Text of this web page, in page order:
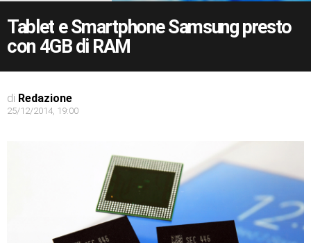
Tablet e Smartphone Samsung presto
con 4GB di RAM
di Redazione
25/12/2014, 19:00